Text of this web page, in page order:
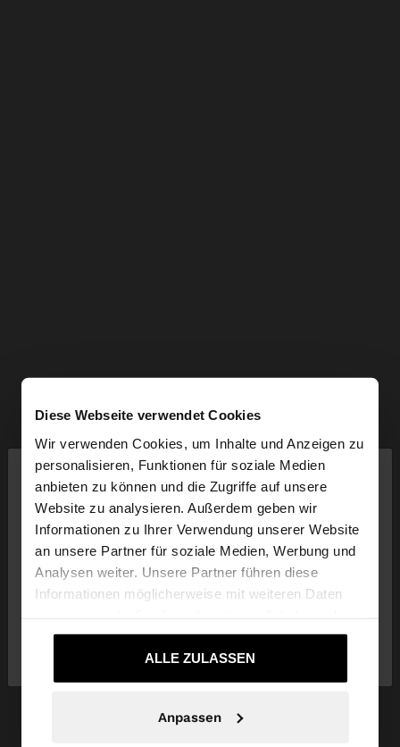
Diese Webseite verwendet Cookies
Wir verwenden Cookies, um Inhalte und Anzeigen zu
personalisieren, Funktionen für soziale Medien
anbieten zu können und die Zugriffe auf unsere
Website zu analysieren. Außerdem geben wir
Informationen zu Ihrer Verwendung unserer Website
an unsere Partner für soziale Medien, Werbung und
Analysen weiter. Unsere Partner führen diese
Informationen möglicherweise mit weiteren Daten
die sie im Rahmen Ihrer Nutzung der Dienste
gesammelt haben.ALLE ZULASSEN
Anpassen
hallo
Sie greifen von Luxembourg auf die Website zu.
Möchten Sie unsere United States Website
Luxembourg
Ja, bringen Sie mich
zu United States